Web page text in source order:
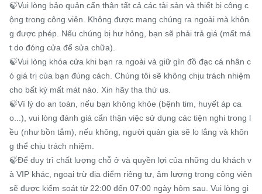
🍃Vui lòng bảo quản cẩn thận tất cả các tài sản và thiết bị công c
ộng trong công viên. Không được mang chúng ra ngoài mà khôn
g được phép. Nếu chúng bị hư hỏng, bạn sẽ phải trả giá (mất má
t do đóng cửa để sửa chữa).
🍃Vui lòng khóa cửa khi bạn ra ngoài và giữ gìn đồ đạc cá nhân c
ó giá trị của bạn đúng cách. Chúng tôi sẽ không chịu trách nhiệm
cho bất kỳ mất mát nào. Xin hãy tha thứ us.
🍃Vì lý do an toàn, nếu bạn không khỏe (bệnh tim, huyết áp ca
o...), vui lòng đánh giá cẩn thận việc sử dụng các tiện nghi trong l
ều (như bồn tắm), nếu không, người quản gia sẽ lo lắng và khôn
g thể chịu trách nhiệm.
🍃Để duy trì chất lượng chỗ ở và quyền lợi của những du khách v
à VIP khác, ngoại trừ địa điểm riêng tư, âm lượng trong công viên
sẽ được kiểm soát từ 22:00 đến 07:00 ngày hôm sau. Vui lòng gi